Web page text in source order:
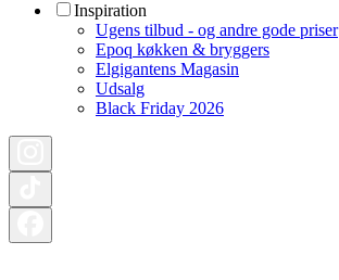
Inspiration
Ugens tilbud - og andre gode priser
Epoq køkken & bryggers
Elgigantens Magasin
Udsalg
Black Friday 2026